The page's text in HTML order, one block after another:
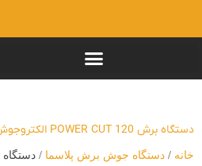
دستگاه برش POWER CUT 120 الکتروجوش اصفهان
خانه/ دستگاه جوش برش پلاسما